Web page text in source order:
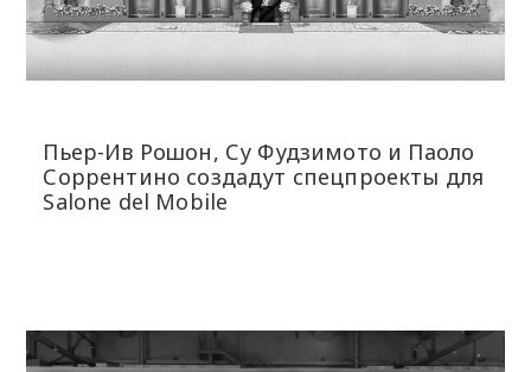
Пьер-Ив Рошон, Су Фудзимото и Паоло
Соррентино создадут спецпроекты для
Salone del Mobile